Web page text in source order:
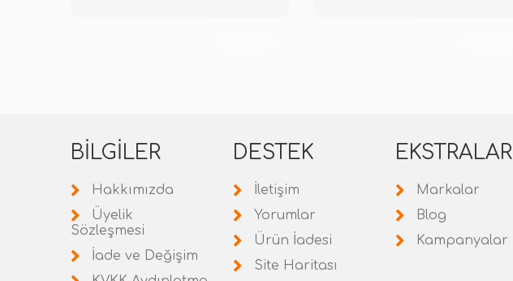
BILGILER
Hakkımızda
Üyelik
Sözleşmesi
İade ve Değişim
DESTEK
İletişim
Yorumlar
Ürün İadesi
Site Haritası
EKSTRALAR
Markalar
Blog
Kampanyalar